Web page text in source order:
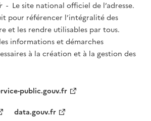
- Le site national officiel de l’adresse.
pour référencer l’intégralité des
et les rendre utilisables par tous.
informations et démarches
à la création et à la gestion des
public.gouv.fr
data.gouv.fr